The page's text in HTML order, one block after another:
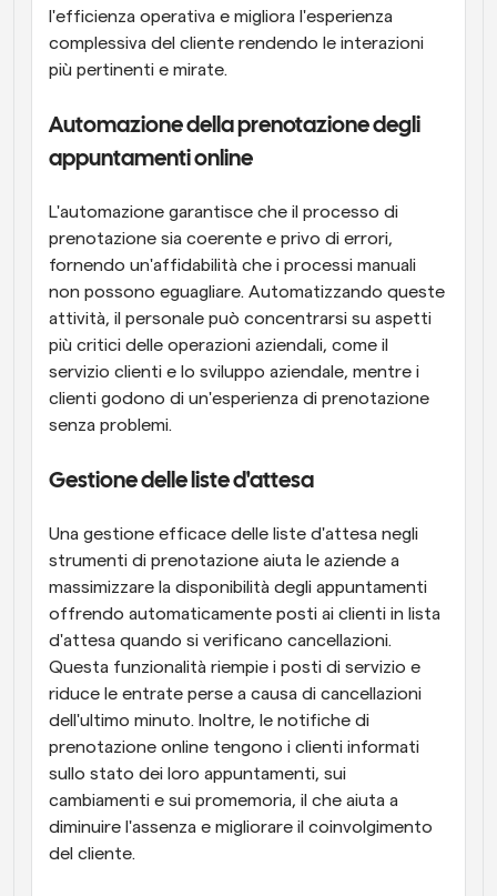
l'efficienza operativa e migliora l'esperienza
complessiva del cliente rendendo le interazioni
più pertinenti e mirate.
Automazione della prenotazione degli
appuntamenti online
L'automazione garantisce che il processo di
prenotazione sia coerente e privo di errori,
fornendo un'affidabilità che i processi manuali
non possono eguagliare. Automatizzando queste
attività, il personale può concentrarsi su aspetti
più critici delle operazioni aziendali, come il
servizio clienti e lo sviluppo aziendale, mentre i
clienti godono di un'esperienza di prenotazione
senza problemi.
Gestione delle liste d'attesa
Una gestione efficace delle liste d'attesa negli
strumenti di prenotazione aiuta le aziende a
massimizzare la disponibilità degli appuntamenti
offrendo automaticamente posti ai clienti in lista
d'attesa quando si verificano cancellazioni.
Questa funzionalità riempie i posti di servizio e
riduce le entrate perse a causa di cancellazioni
dell'ultimo minuto. Inoltre, le notifiche di
prenotazione online tengono i clienti informati
sullo stato dei loro appuntamenti, sui
cambiamenti e sui promemoria, il che aiuta a
diminuire l'assenza e migliorare il coinvolgimento
del cliente.